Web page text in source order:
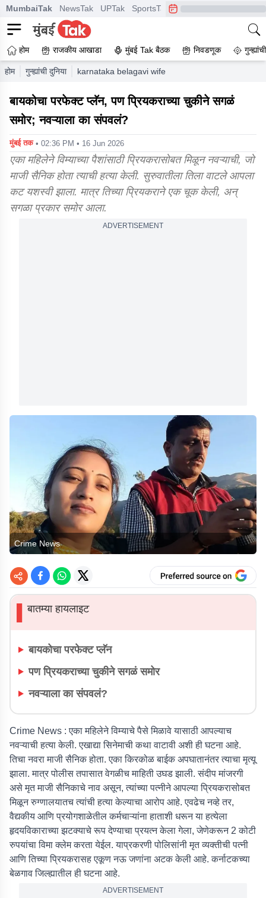
MumbaiTak NewsTak UPTak SportsTak CrimeTak
होम राजकीय आखाडा मुंबई Tak बैठक निवडणूक
होम गुन्ह्यांची दुनिया karnataka belagavi wife killed husband with the
बायकोचा परफेक्ट प्लॅन, पण प्रियकराच्या चुकीने सगळं
समोर; नवऱ्याला का संपवलं?
मुंबई तक • 02:36 PM • 16 Jun 2026
एका महिलेने विम्याच्या पैशांसाठी प्रियकरासोबत मिळून नवऱ्याची, जो
माजी सैनिक होता त्याची हत्या केली. सुरुवातीला तिला वाटले आपला
कट यशस्वी झाला. मात्र तिच्या प्रियकराने एक चूक केली, अन्
सगळा प्रकार समोर आला.
ADVERTISEMENT
Crime News
▌बातम्या हायलाइट
बायकोचा परफेक्ट प्लॅन
पण प्रियकराच्या चुकीने सगळं समोर
नवऱ्याला का संपवलं?
Crime News : एका महिलेने विम्याचे पैसे मिळावे यासाठी आपल्याच
नवऱ्याची हत्या केली. एखाद्या सिनेमाची कथा वाटावी अशी ही घटना आहे.
तिचा नवरा माजी सैनिक होता. एका किरकोळ बाईक अपघातानंतर त्याचा मृत्यू
झाला. मात्र पोलीस तपासात वेगळीच माहिती उघड झाली. संदीप मांजरगी
असे मृत माजी सैनिकाचे नाव असून, त्यांच्या पत्नीने आपल्या प्रियकरासोबत
मिळून रुग्णालयातच त्यांची हत्या केल्याचा आरोप आहे. एवढेच नव्हे तर,
वैद्यकीय आणि प्रयोगशाळेतील कर्मचाऱ्यांना हाताशी धरून या हत्येला
हृदयविकाराच्या झटक्याचे रूप देण्याचा प्रयत्न केला गेला, जेणेकरून 2 कोटी
रुपयांचा विमा क्लेम करता येईल. याप्रकरणी पोलिसांनी मृत व्यक्तीची पत्नी
आणि तिच्या प्रियकरासह एकूण नऊ जणांना अटक केली आहे. कर्नाटकच्या
बेळगाव जिल्ह्यातील ही घटना आहे.
ADVERTISEMENT